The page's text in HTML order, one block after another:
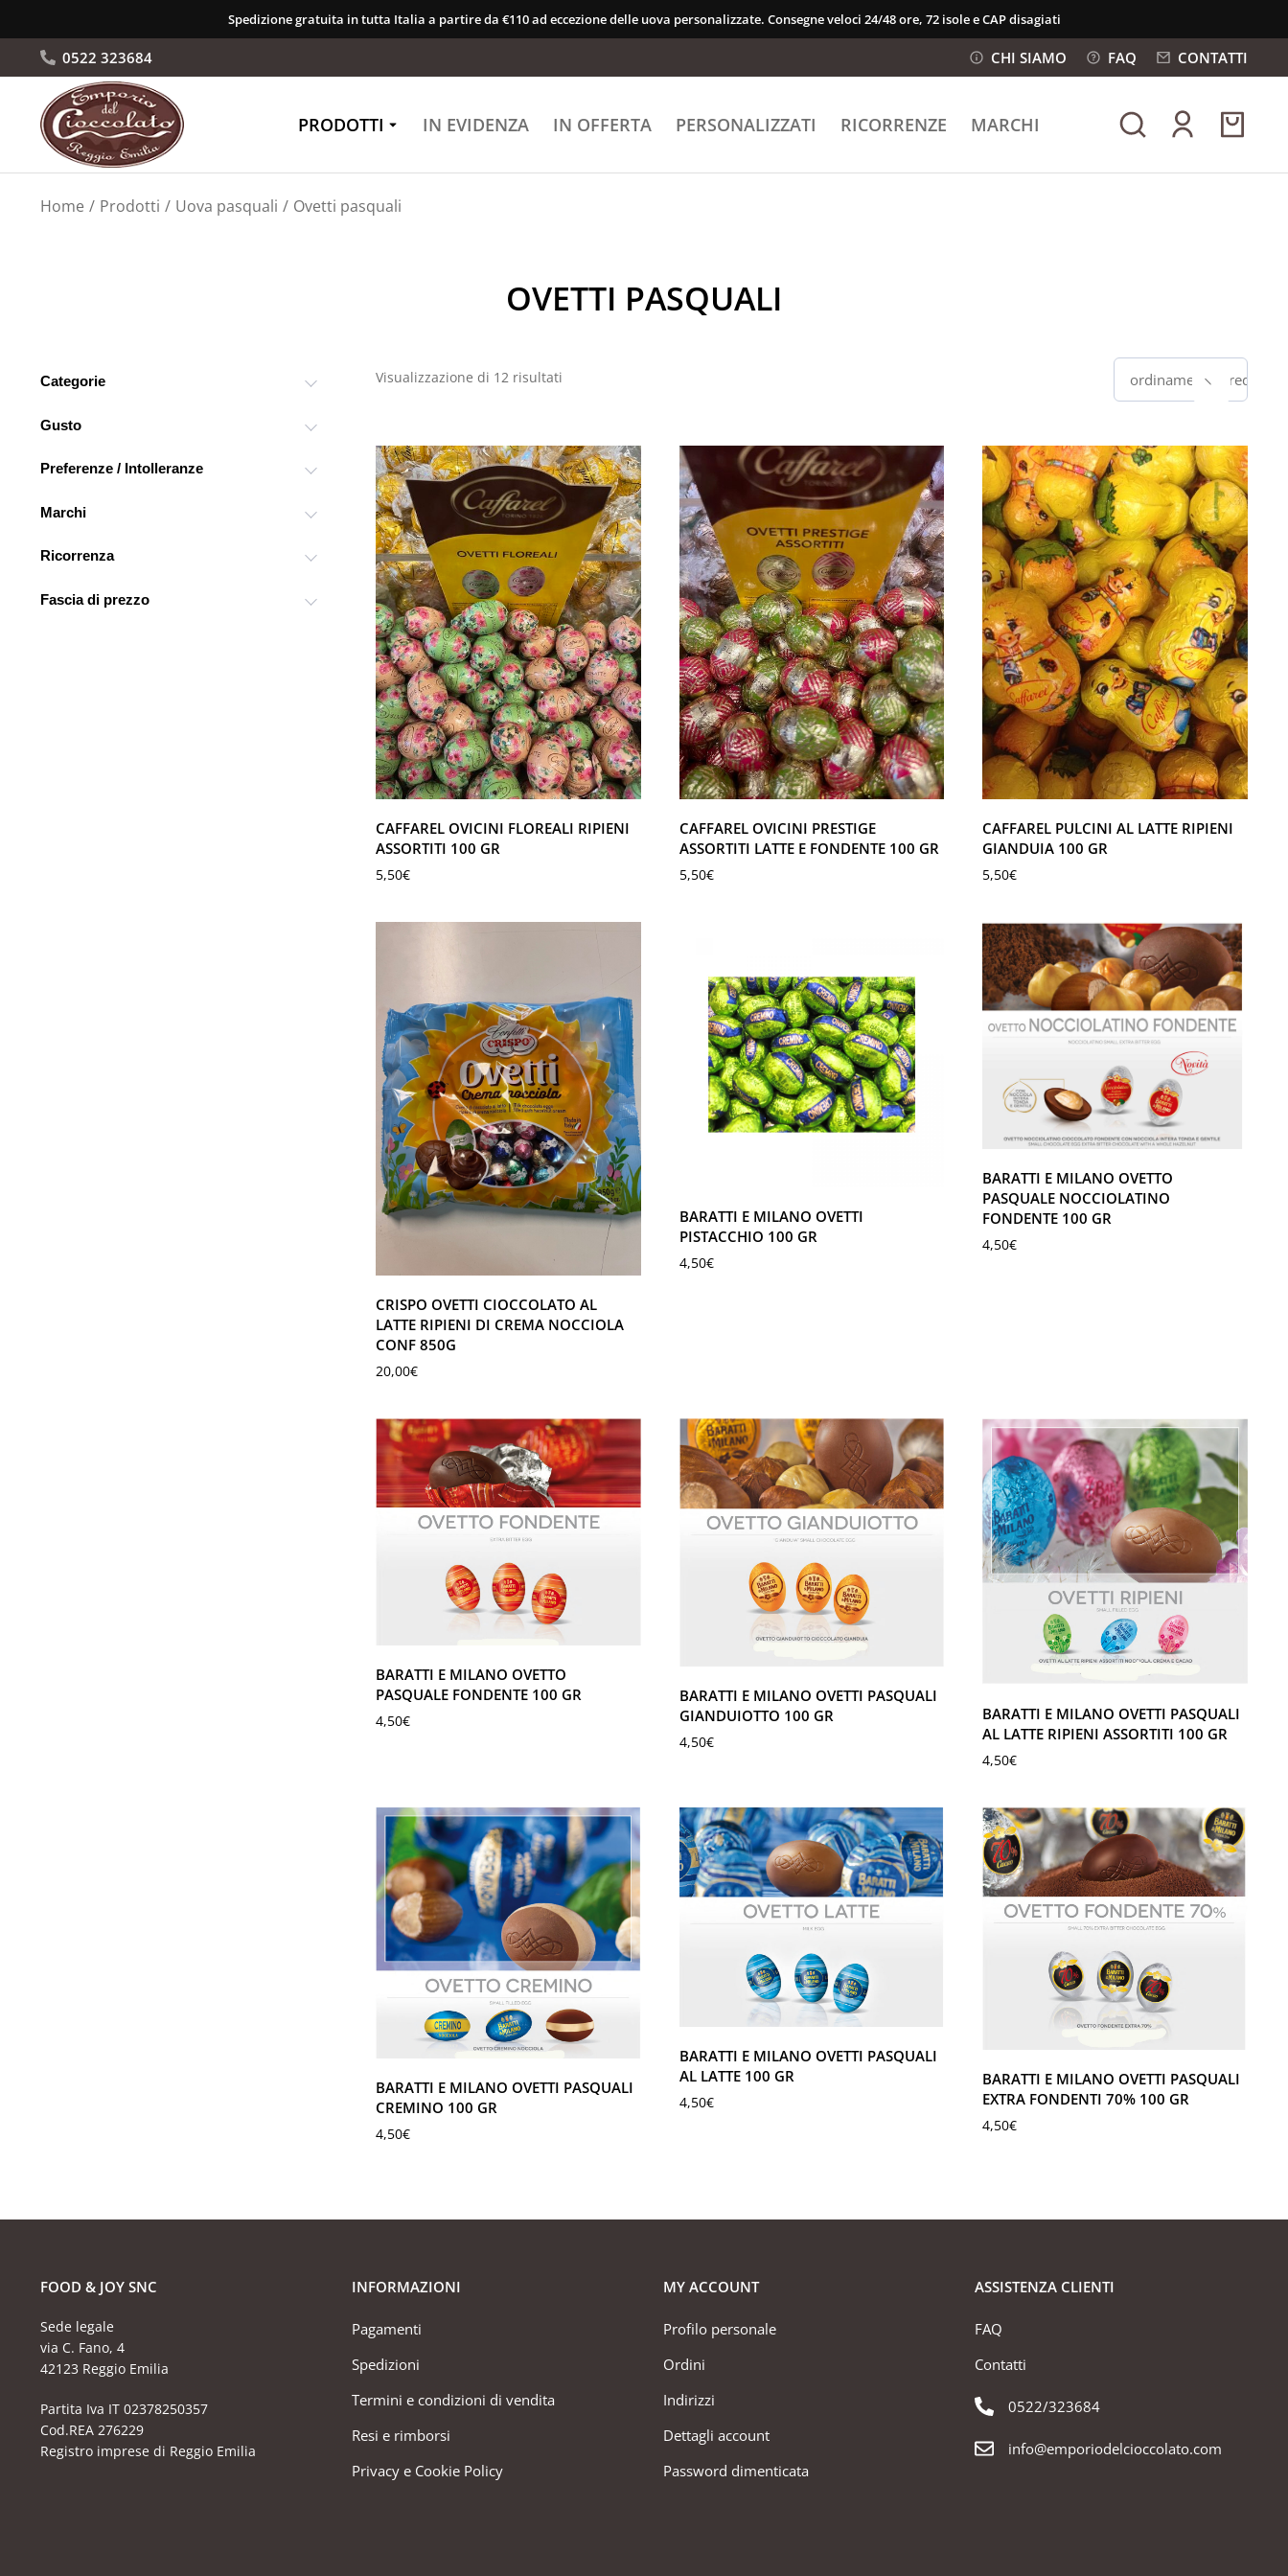
Spedizione gratuita in tutta Italia a partire da €110 ad eccezione delle uova personalizzate. Consegne veloci 24/48 ore, 72 isole e CAP disagiati
0522 323684 CHI SIAMO FAQ CONTATTI
PRODOTTI IN EVIDENZA IN OFFERTA PERSONALIZZATI RICORRENZE MARCHI
Tu sei qui:
Home Prodotti Uova pasquali Ovetti pasquali
OVETTI PASQUALI
Categorie
Gusto
Preferenze / Intolleranze
Marchi
Ricorrenza
Fascia di prezzo
Visualizzazione di 12 risultati ordinamento
CAFFAREL OVICINI FLOREALI RIPIENI
ASSORTITI 100 GR
5,50€
CAFFAREL OVICINI PRESTIGE
ASSORTITI LATTE E FONDENTE 100 GR
5,50€
CAFFAREL PULCINI AL LATTE RIPIENI
GIANDUIA 100 GR
5,50€
CRISPO OVETTI CIOCCOLATO AL
LATTE RIPIENI DI CREMA NOCCIOLA
CONF 850G
20,00€
BARATTI E MILANO OVETTI
PISTACCHIO 100 GR
4,50€
BARATTI E MILANO OVETTO
PASQUALE NOCCIOLATINO
FONDENTE 100 GR
4,50€
BARATTI E MILANO OVETTO
PASQUALE FONDENTE 100 GR
4,50€
BARATTI E MILANO OVETTI PASQUALI
GIANDUIOTTO 100 GR
4,50€
BARATTI E MILANO OVETTI PASQUALI
AL LATTE RIPIENI ASSORTITI 100 GR
4,50€
BARATTI E MILANO OVETTI PASQUALI
CREMINO 100 GR
4,50€
BARATTI E MILANO OVETTI PASQUALI
AL LATTE 100 GR
4,50€
BARATTI E MILANO OVETTI PASQUALI
EXTRA FONDENTI 70% 100 GR
4,50€
FOOD & JOY SNC
Sede legale
via C. Fano, 4
42123 Reggio Emilia
Partita Iva IT 02378250357
Cod.REA 276229
Registro imprese di Reggio Emilia
INFORMAZIONI
Pagamenti
Spedizioni
Termini e condizioni di vendita
Resi e rimborsi
Privacy e Cookie Policy
MY ACCOUNT
Profilo personale
Ordini
Indirizzi
Dettagli account
Password dimenticata
ASSISTENZA CLIENTI
FAQ
Contatti
0522/323684
info@emporiodelcioccolato.com